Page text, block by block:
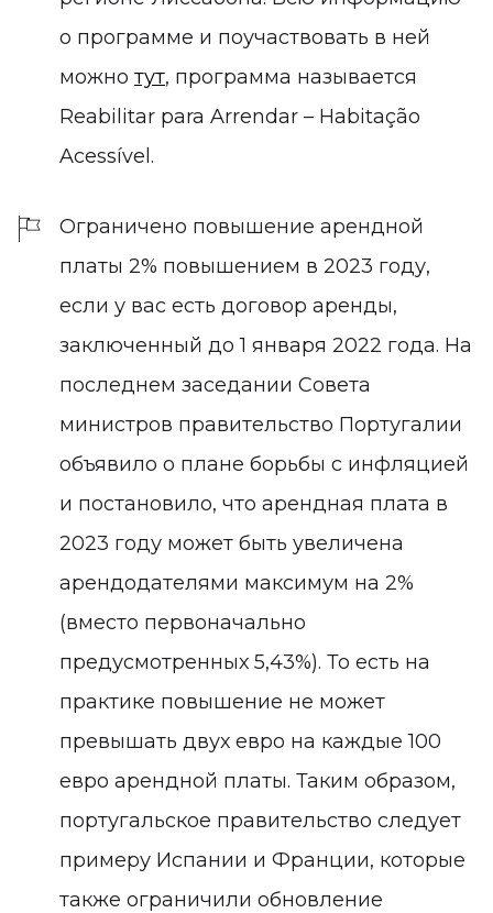
о программе и поучаствовать в ней
можно тут, программа называется
Reabilitar para Arrendar – Habitação
Acessível.
Ограничено повышение арендной
платы 2% повышением в 2023 году,
если у вас есть договор аренды,
заключенный до 1 января 2022 года. На
последнем заседании Совета
министров правительство Португалии
объявило о плане борьбы с инфляцией
и постановило, что арендная плата в
2023 году может быть увеличена
арендодателями максимум на 2%
(вместо первоначально
предусмотренных 5,43%). То есть на
практике повышение не может
превышать двух евро на каждые 100
евро арендной платы. Таким образом,
португальское правительство следует
примеру Испании и Франции, которые
также ограничили обновление